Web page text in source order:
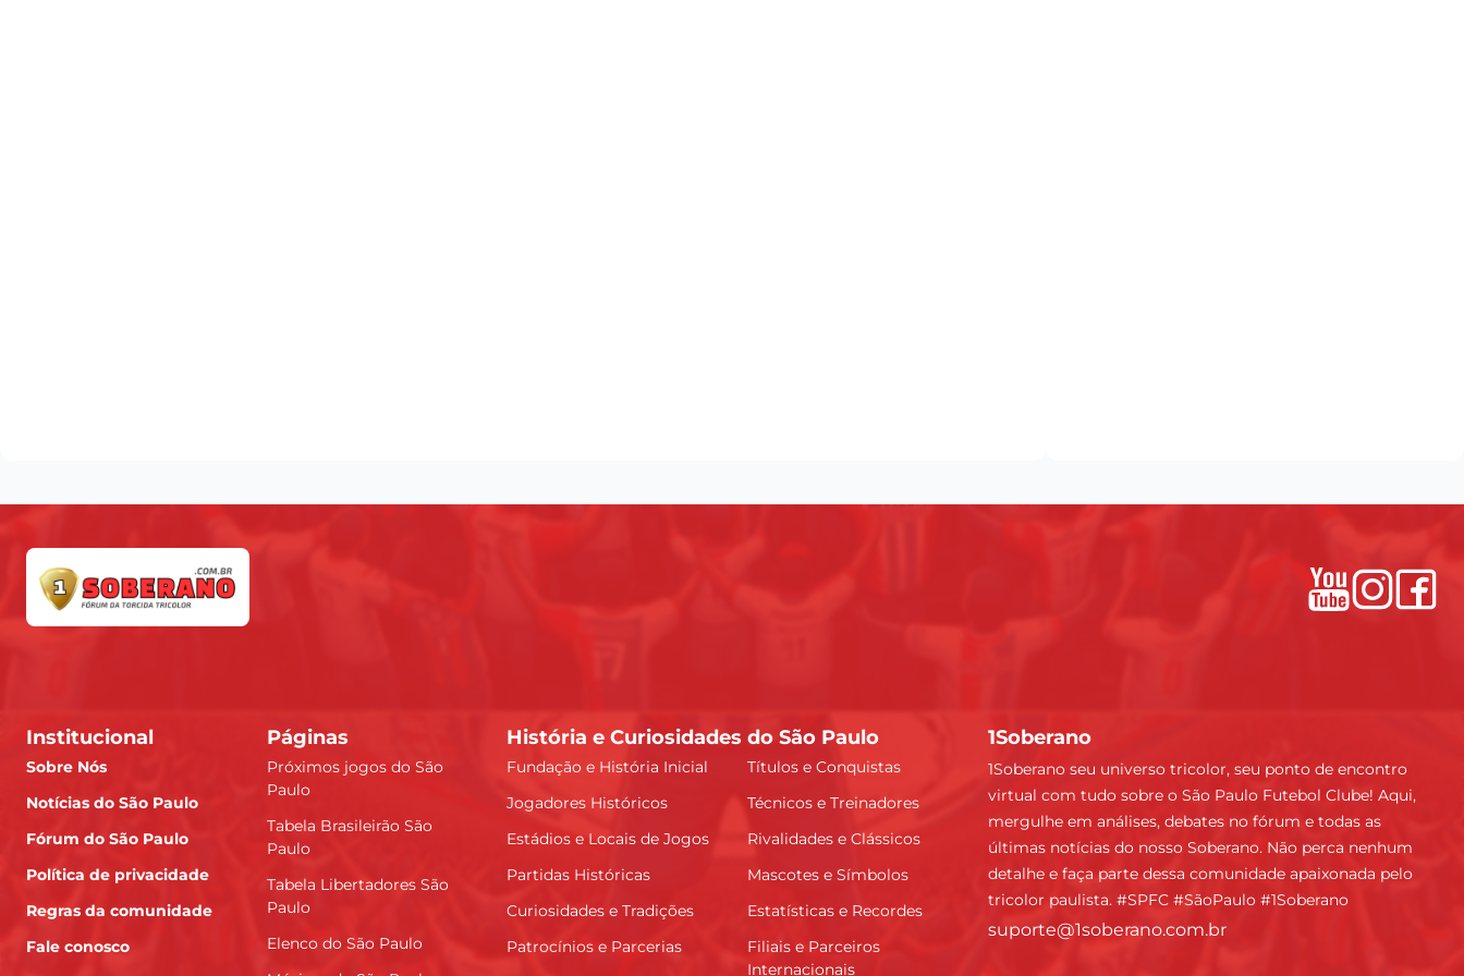
Institucional
Sobre Nós
Notícias do São Paulo
Fórum do São Paulo
Política de privacidade
Regras da comunidade
Fale conosco
Páginas
Próximos jogos do São
Paulo
Tabela Brasileirão São
Paulo
Tabela Libertadores São
Paulo
Elenco do São Paulo
História e Curiosidades do São Paulo
Fundação e História Inicial
Títulos e Conquistas
Jogadores Históricos
Técnicos e Treinadores
Estádios e Locais de Jogos
Rivalidades e Clássicos
Partidas Históricas
Mascotes e Símbolos
Curiosidades e Tradições
Estatísticas e Recordes
Patrocínios e Parcerias
Filiais e Parceiros
Internacionais
1Soberano
1Soberano seu universo tricolor, seu ponto de encontro
virtual com tudo sobre o São Paulo Futebol Clube! Aqui,
mergulhe em análises, debates no fórum e todas as
últimas notícias do nosso Soberano. Não perca nenhum
detalhe e faça parte dessa comunidade apaixonada pelo
tricolor paulista. #SPFC #SãoPaulo #1Soberano
suporte@1soberano.com.br